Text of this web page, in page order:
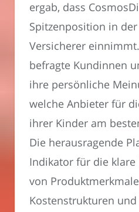
ergab, dass
Spitzenposition in
Versicherer
befragte Kundinnen
ihre persönliche
welche Anbieter für
ihrer Kinder am
Die herausragende
Indikator für die
von
Kostenstrukturen